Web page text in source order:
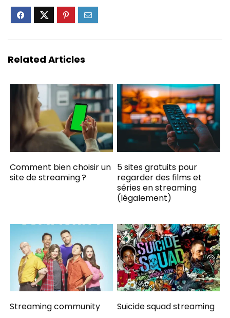
Related Articles
Comment bien choisir un
site de streaming ?
5 sites gratuits pour
regarder des films et
séries en streaming
(légalement)
Streaming community Suicide squad streaming